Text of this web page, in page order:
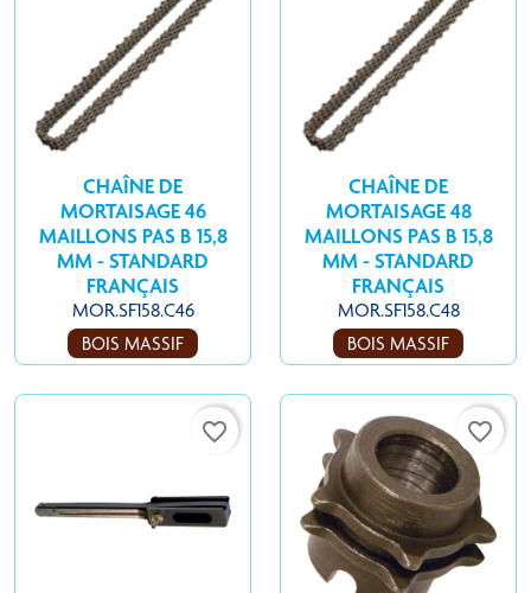
CHAÎNE DE
MORTAISAGE 46
MAILLONS PAS B 15,8
MM - STANDARD
FRANÇAIS
MOR.SF158.C46
BOIS MASSIF
CHAÎNE DE
MORTAISAGE 48
MAILLONS PAS B 15,8
MM - STANDARD
FRANÇAIS
MOR.SF158.C48
BOIS MASSIF
favorite_border favorite_border